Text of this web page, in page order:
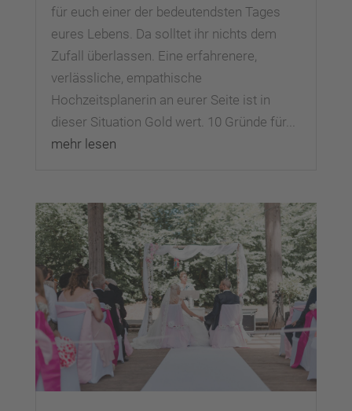
für euch einer der bedeutendsten Tages
eures Lebens. Da solltet ihr nichts dem
Zufall überlassen. Eine erfahrenere,
verlässliche, empathische
Hochzeitsplanerin an eurer Seite ist in
dieser Situation Gold wert. 10 Gründe für...
mehr lesen